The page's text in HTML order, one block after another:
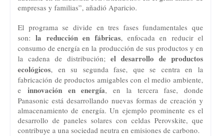
empresas y familias”, añadió Aparicio.
El programa se divide en tres fases fundamentales que
son:la reducción en fábricas, enfocada en reducir el
consumo de energía en la producción de sus productos y en
la cadena de distribución;el desarrollo de productos
ecológicos, en su segunda fase, que se centra en la
fabricación de productos amigables con el medio ambiente,
e innovación en energía, en la tercera fase, donde
Panasonic está desarrollando nuevas formas de creación y
almacenamiento de energía. Un ejemplo prominente es el
desarrollo de paneles solares con celdas Perovskite, que
contribuye a una sociedad neutra en emisiones de carbono.